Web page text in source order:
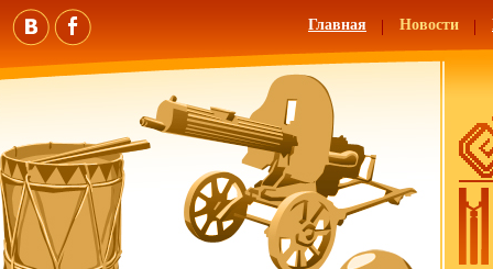
Главная Новости